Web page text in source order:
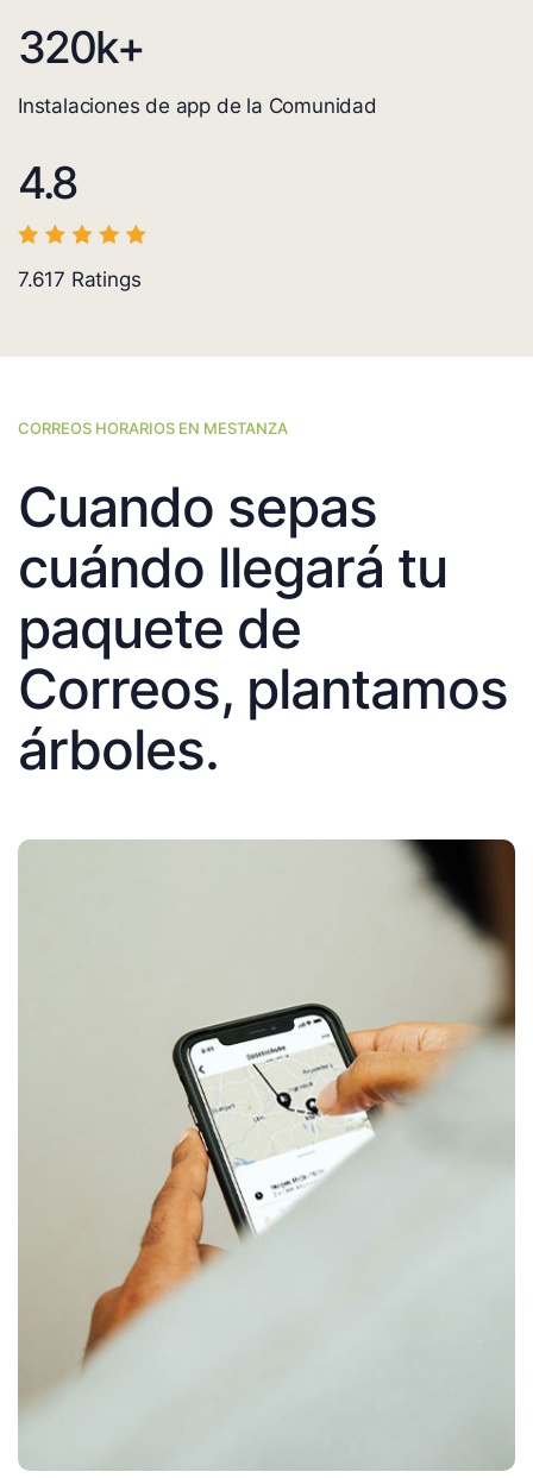
320k+
Instalaciones de app de la Comunidad
4.8
7.617 Ratings
CORREOS HORARIOS EN MESTANZA
Cuando sepas
cuándo llegará tu
paquete de
Correos, plantamos
árboles.